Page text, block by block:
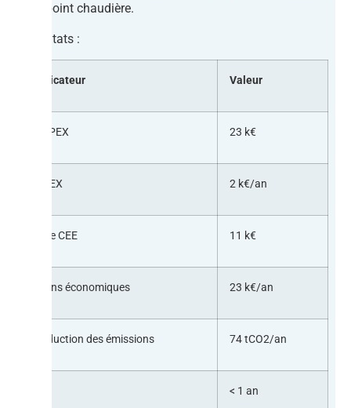
d’appoint chaudière.
Résultats :
Indicateur Valeur
CAPEX 23 k€
OPEX 2 k€/an
Aide CEE 11 k€
Gains économiques 23 k€/an
Réduction des émissions 74 tCO2/an
< 1 an